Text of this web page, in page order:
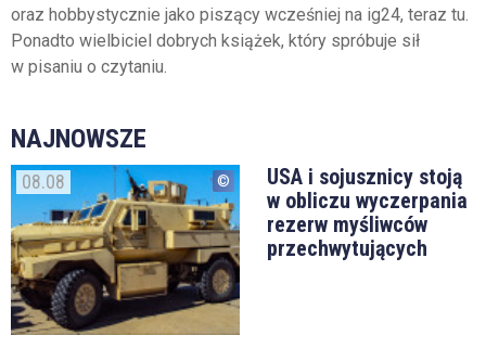
oraz hobbystycznie jako piszący wcześniej na ig24, teraz tu.
Ponadto wielbiciel dobrych książek, który spróbuje sił
w pisaniu o czytaniu.
NAJNOWSZE
08.08
USA i sojusznicy stoją
w obliczu wyczerpania
rezerw myśliwców
przechwytujących